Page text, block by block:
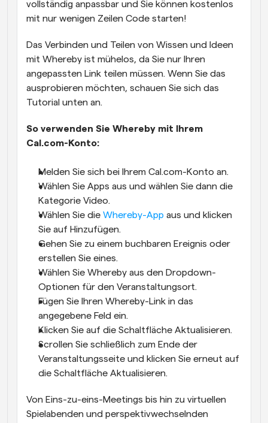
vollständig anpassbar und Sie können kostenlos
mit nur wenigen Zeilen Code starten!
Das Verbinden und Teilen von Wissen und Ideen
mit Whereby ist mühelos, da Sie nur Ihren
angepassten Link teilen müssen. Wenn Sie das
ausprobieren möchten, schauen Sie sich das
Tutorial unten an.
So verwenden Sie Whereby mit Ihrem
Cal.com-Konto:
Melden Sie sich bei Ihrem Cal.com-Konto an.
Wählen Sie Apps aus und wählen Sie dann die
Kategorie Video.
Wählen Sie die Whereby-App aus und klicken
Sie auf Hinzufügen.
Gehen Sie zu einem buchbaren Ereignis oder
erstellen Sie eines.
Wählen Sie Whereby aus den Dropdown-
Optionen für den Veranstaltungsort.
Fügen Sie Ihren Whereby-Link in das
angegebene Feld ein.
Klicken Sie auf die Schaltfläche Aktualisieren.
Scrollen Sie schließlich zum Ende der
Veranstaltungsseite und klicken Sie erneut auf
die Schaltfläche Aktualisieren.
Von Eins-zu-eins-Meetings bis hin zu virtuellen
Spielabenden und perspektivwechselnden